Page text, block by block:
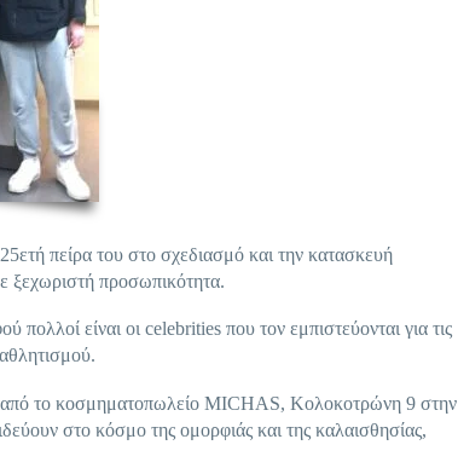
πείρα του στο σχεδιασμό και την κατασκευή
ξεχωριστή προσωπικότητα.
είναι οι celebrities που τον εμπιστεύονται για τις
από το κοσμηματοπωλείο MICHAS, Κολοκοτρώνη 9 στην
στο κόσμο της ομορφιάς και της καλαισθησίας,